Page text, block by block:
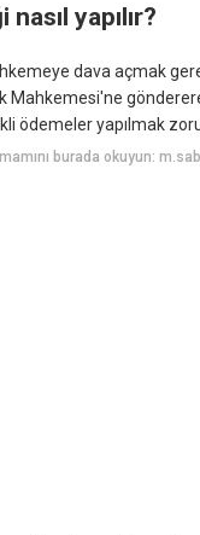
yapılır?
dava açmak
Mahkemesi'ne
ödemeler yapılmak
burada okuyun: